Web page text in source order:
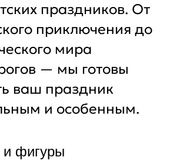
праздников. От
приключения до
мира
— мы готовы
ваш праздник
и особенным.
фигуры